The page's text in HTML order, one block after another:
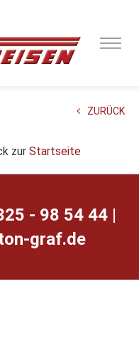
ZURÜCK
zur Startseite
- 98 54 44 |